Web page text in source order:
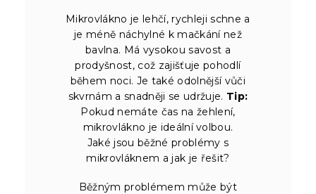
Mikrovlákno je lehčí, rychleji schne a
je méně náchylné k mačkání než
bavlna. Má vysokou savost a
prodyšnost, což zajišťuje pohodlí
během noci. Je také odolnější vůči
skvrnám a snadněji se udržuje. Tip:
Pokud nemáte čas na žehlení,
mikrovlákno je ideální volbou.
Jaké jsou běžné problémy s
mikrovláknem a jak je řešit?
Běžným problémem může být